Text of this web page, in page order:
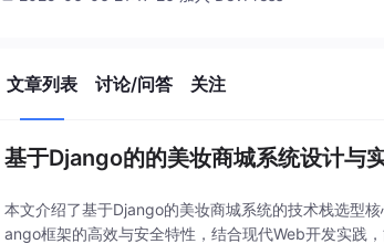
文章列表 讨论/问答 关注
基于Django的的美妆商城系统设计与
本文介绍了基于Django的美妆商城系统的技术栈选型
ango框架的高效与安全特性，结合现代Web开发实践